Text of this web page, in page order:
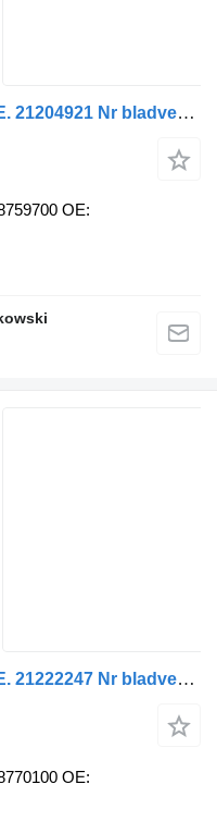
Ror Schomäcker 88759700, O.E. 21204921 Nr bladveer voor oplegger
OE:
Ror Schomäcker 88770100, O.E. 21222247 Nr bladveer voor oplegger
OE: